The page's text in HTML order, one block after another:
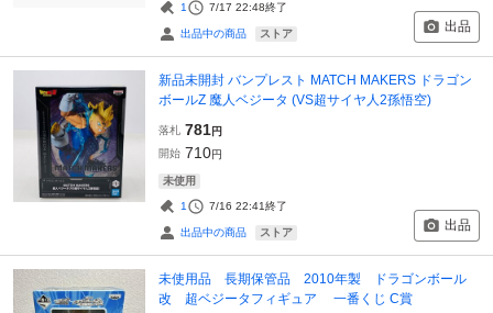
1 7/17 22:48終了
出品中の商品 ストア 出品
新品未開封 バンプレスト MATCH MAKERS ドラゴン
ボールZ 魔人ベジータ (VS超サイヤ人2孫悟空)
落札 781円
開始 710円
未使用
1 7/16 22:41終了
出品中の商品 ストア 出品
未使用品 長期保管品 2010年製 ドラゴンボール
改 超ベジータフィギュア 一番くじ C賞